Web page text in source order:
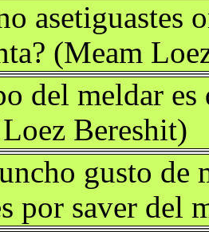
asetiguastes
(Meam
del meldar es
Bereshit)
gusto de
por saver del